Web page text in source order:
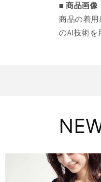
■ 商品画像
商品の着
のAI技術を